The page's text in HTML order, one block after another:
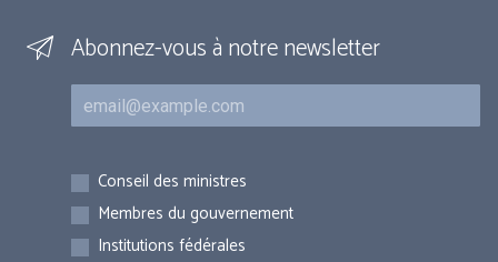
Abonnez-vous à notre newsletter
Courriel
Inscriptions
Conseil des ministres
Membres du gouvernement
Institutions fédérales